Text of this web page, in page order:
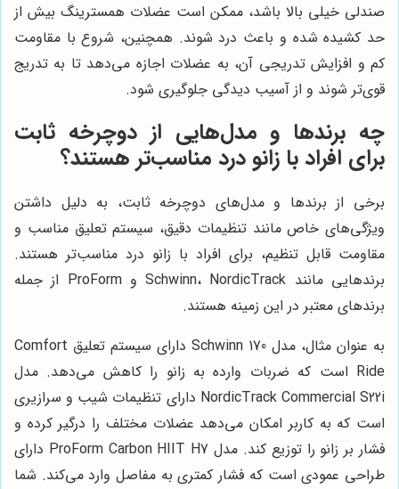
صندلی خیلی بالا باشد، ممکن است عضلات همسترینگ بیش از
حد کشیده شده و باعث درد شوند. همچنین، شروع با مقاومت
کم و افزایش تدریجی آن، به عضلات اجازه می‌دهد تا به تدریج
قوی‌تر شوند و از آسیب دیدگی جلوگیری شود.
چه برندها و مدل‌هایی از دوچرخه ثابت
برای افراد با زانو درد مناسب‌تر هستند؟
برخی از برندها و مدل‌های دوچرخه ثابت، به دلیل داشتن
ویژگی‌های خاص مانند تنظیمات دقیق، سیستم تعلیق مناسب و
مقاومت قابل تنظیم، برای افراد با زانو درد مناسب‌تر هستند.
برندهایی مانند Schwinn، NordicTrack و ProForm از جمله
برندهای معتبر در این زمینه هستند.
به عنوان مثال، مدل Schwinn 170 دارای سیستم تعلیق Comfort
Ride است که ضربات وارده به زانو را کاهش می‌دهد. مدل
NordicTrack Commercial S22i دارای تنظیمات شیب و سرازیری
است که به کاربر امکان می‌دهد عضلات مختلف را درگیر کرده و
فشار بر زانو را توزیع کند. مدل ProForm Carbon HIIT H7 دارای
طراحی عمودی است که فشار کمتری به مفاصل وارد می‌کند. شما